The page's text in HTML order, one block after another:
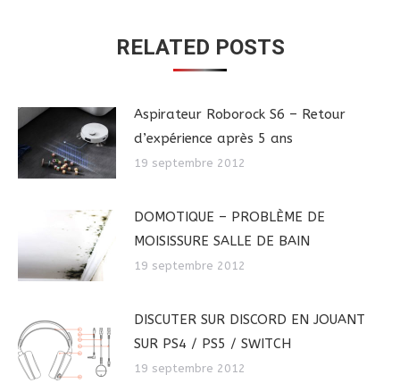
RELATED POSTS
Aspirateur Roborock S6 – Retour
d’expérience après 5 ans
19 septembre 2012
DOMOTIQUE – PROBLÈME DE
MOISISSURE SALLE DE BAIN
19 septembre 2012
DISCUTER SUR DISCORD EN JOUANT
SUR PS4 / PS5 / SWITCH
19 septembre 2012